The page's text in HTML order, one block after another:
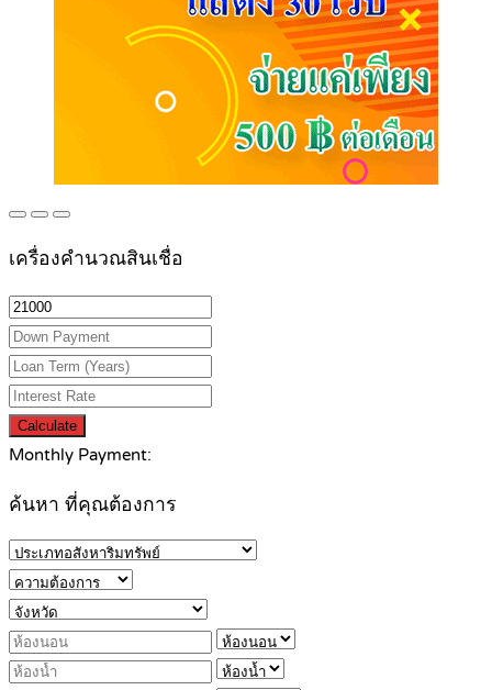
เครื่องคำนวณสินเชื่อ
Calculate
Monthly Payment:
ค้นหา ที่คุณต้องการ